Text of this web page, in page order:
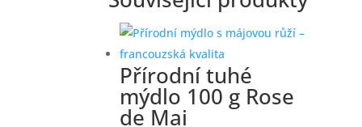
Přírodní tuhé
mýdlo 100 g Rose
de Mai